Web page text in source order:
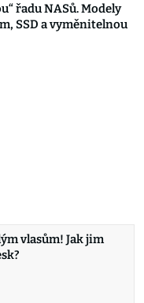
řadu NASů. Modely
SSD a vyměnitelnou
vlasům! Jak jim